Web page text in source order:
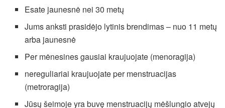
Esate jaunesnė nei 30 metų
Jums anksti prasidėjo lytinis brendimas – nuo 11 metų
arba jaunesnė
Per mėnesines gausiai kraujuojate (menoragija)
nereguliariai kraujuojate per menstruacijas
(metroragija)
Jūsų šeimoje yra buvę menstruacijų mėšlungio atvejų